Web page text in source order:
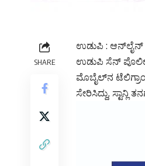
SHARE
ಉಡುಪಿ : ಆನ್‌ಲೈನ್
ಉಡುಪಿ ಸೆನ್ ಪೊಲೀಸ್
ಮೊಬೈಲ್‌ನ
ಸೇರಿಸಿದ್ದು, ಸ್ಟಾನ್ಲಿ